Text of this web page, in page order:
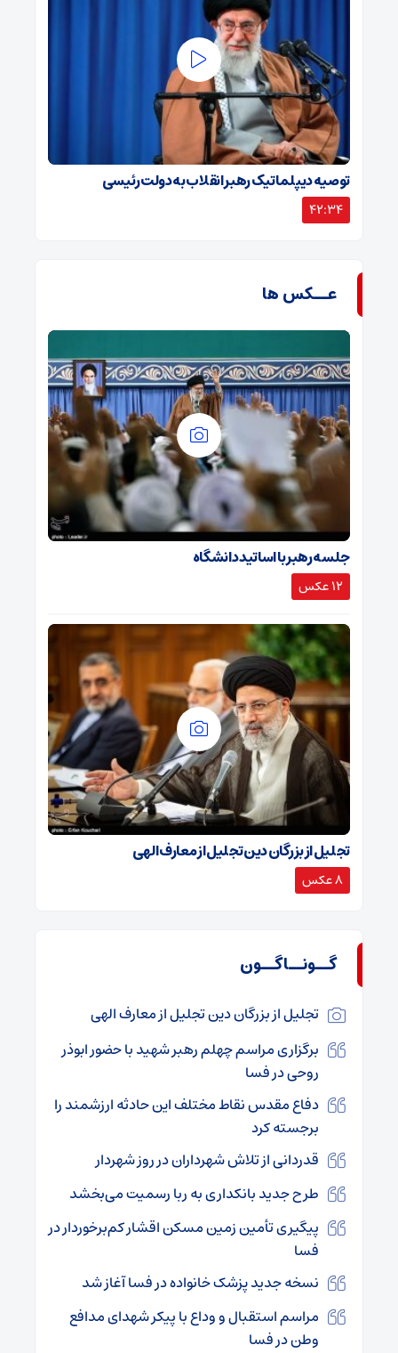
توصیه دیپلماتیک رهبر انقلاب به دولت رئیسی
42:34
عــکس ها
جلسه رهبر با اساتید دانشگاه
12 عکس
تجلیل از بزرگان دین تجلیل از معارف الهی
8 عکس
گــونــاگــون
تجلیل از بزرگان دین تجلیل از معارف الهی
برگزاری مراسم چهلم رهبر شهید با حضور ابوذر
روحی در فسا
دفاع مقدس نقاط مختلف این حادثه ارزشمند را
برجسته کرد
قدردانی از تلاش شهرداران در روز شهردار
طرح جدید بانکداری به ربا رسمیت می‌بخشد
پیگیری تأمین زمین مسکن اقشار کم‌برخوردار در
فسا
نسخه جدید پزشک خانواده در فسا آغاز شد
مراسم استقبال و وداع با پیکر شهدای مدافع
وطن در فسا